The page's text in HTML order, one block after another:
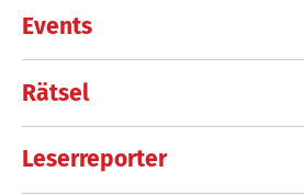
Events
Rätsel
Leserreporter